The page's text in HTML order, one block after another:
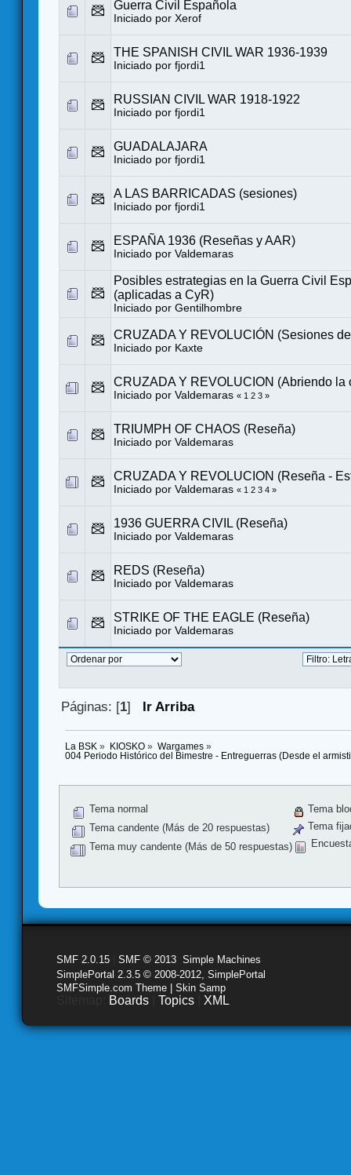
Guerra Civil Española
Iniciado por Xerof
THE SPANISH CIVIL WAR 1936-1939
Iniciado por fjordi1
RUSSIAN CIVIL WAR 1918-1922
Iniciado por fjordi1
GUADALAJARA
Iniciado por fjordi1
A LAS BARRICADAS (sesiones)
Iniciado por fjordi1
ESPAÑA 1936 (Reseñas y AAR)
Iniciado por Valdemaras
Posibles estrategias en la Guerra Civil
(aplicadas a CyR)
Iniciado por Gentilhombre
CRUZADA Y REVOLUCIÓN (Sesiones
Iniciado por Kaxte
CRUZADA Y REVOLUCION (Abriendo la
Iniciado por Valdemaras « 1 2 3 »
TRIUMPH OF CHAOS (Reseña)
Iniciado por Valdemaras
CRUZADA Y REVOLUCION (Reseña -
Iniciado por Valdemaras « 1 2 3 4 »
1936 GUERRA CIVIL (Reseña)
Iniciado por Valdemaras
REDS (Reseña)
Iniciado por Valdemaras
STRIKE OF THE EAGLE (Reseña)
Iniciado por Valdemaras
Páginas: [1] Ir Arriba
La BSK » KIOSKO» Wargames»
004 Periodo Histórico del Bimestre - Entreguerras (Desde el
Tema normal
Tema candente (Más de 20 respuestas)
Tema muy candente (Más de 50 respuestas)
Tema
Tema
SMF 2.0.15 SMF © 2013 Simple Machines
SimplePortal 2.3.5 © 2008-2012, SimplePortal
SMFSimple.com Theme | Skin Samp
Boards Topics XML